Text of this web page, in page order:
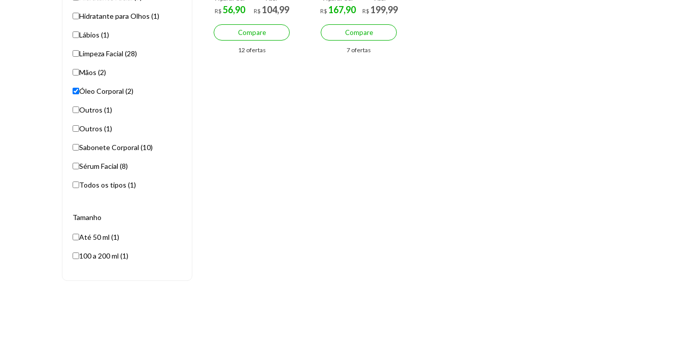
Hidratante para Olhos (1)
Lábios (1)
Limpeza Facial (28)
Mãos (2)
Óleo Corporal (2)
Outros (1)
Outros (1)
Sabonete Corporal (10)
Sérum Facial (8)
Todos os tipos (1)
Tamanho
Até 50 ml (1)
100 a 200 ml (1)
R$56,90
R$ 104,99
Compare
12 ofertas
R$ 167,90
R$ 199,99
Compare
7 ofertas